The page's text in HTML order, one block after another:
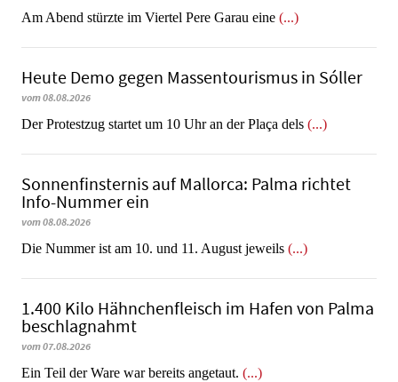
Am Abend stürzte im Viertel Pere Garau eine (...)
Heute Demo gegen Massentourismus in Sóller
vom 08.08.2026
Der Protestzug startet um 10 Uhr an der Plaça dels (...)
Sonnenfinsternis auf Mallorca: Palma richtet
Info-Nummer ein
vom 08.08.2026
Die Nummer ist am 10. und 11. August jeweils (...)
1.400 Kilo Hähnchenfleisch im Hafen von Palma
beschlagnahmt
vom 07.08.2026
​​​​​​​Ein Teil der Ware war bereits angetaut. (...)